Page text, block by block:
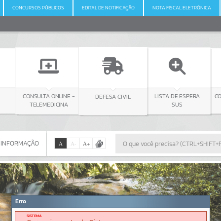
CONCURSOS PÚBLICOS EDITAL DE NOTIFICAÇÃO NOTA FISCAL ELETRÔNICA
-
DEFESA CIVIL
LISTA DE ESPERA
CONSULTA LICITAÇÃO
Por favor, aguarde...
A A- A+
Erro
SISTEMA